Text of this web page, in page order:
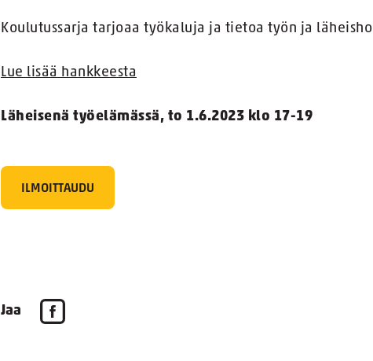
Koulutussarja tarjoaa työkaluja ja tietoa työn ja
Lue lisää hankkeesta
Läheisenä työelämässä, to 1.6.2023 klo 17-19
ILMOITTAUDU
Jaa